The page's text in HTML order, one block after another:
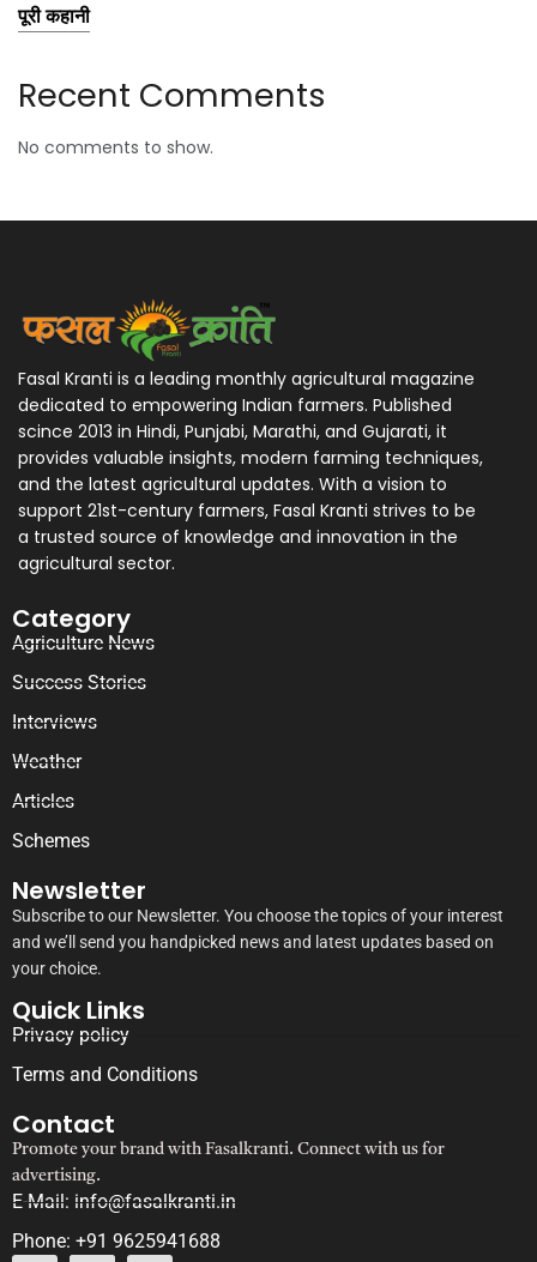
पूरी कहानी
Recent Comments
No comments to show.
Fasal Kranti is a leading monthly agricultural magazine
dedicated to empowering Indian farmers. Published
scince 2013 in Hindi, Punjabi, Marathi, and Gujarati, it
provides valuable insights, modern farming techniques,
and the latest agricultural updates. With a vision to
support 21st-century farmers, Fasal Kranti strives to be
a trusted source of knowledge and innovation in the
agricultural sector.
Category
Agriculture News
Success Stories
Interviews
Weather
Articles
Schemes
Newsletter
Subscribe to our Newsletter. You choose the topics of your interest
and we’ll send you handpicked news and latest updates based on
your choice.
Quick Links
Privacy policy
Terms and Conditions
Contact
Promote your brand with Fasalkranti. Connect with us for
advertising.
E-Mail: info@fasalkranti.in
Phone: +91 9625941688